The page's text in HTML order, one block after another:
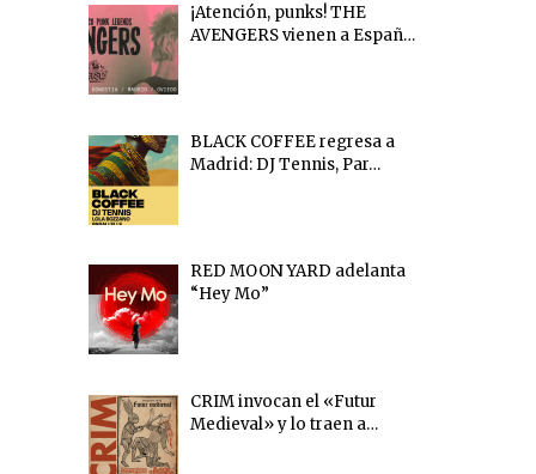
¡Atención, punks! THE
AVENGERS vienen a Españ…
BLACK COFFEE regresa a
Madrid: DJ Tennis, Par…
RED MOON YARD adelanta
“Hey Mo”
CRIM invocan el «Futur
Medieval» y lo traen a…